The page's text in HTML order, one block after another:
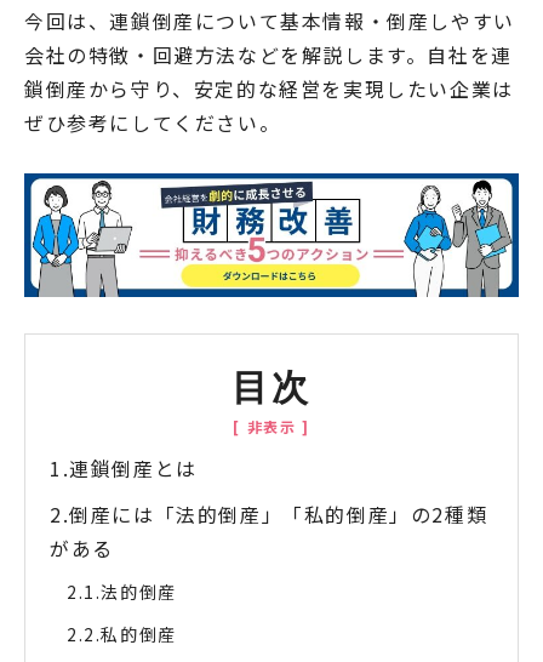
今回は、連鎖倒産について基本情報・倒産しやすい
会社の特徴・回避方法などを解説します。自社を連
鎖倒産から守り、安定的な経営を実現したい企業は
ぜひ参考にしてください。
目次
連鎖倒産とは
倒産には「法的倒産」「私的倒産」の2種類
がある
法的倒産
私的倒産